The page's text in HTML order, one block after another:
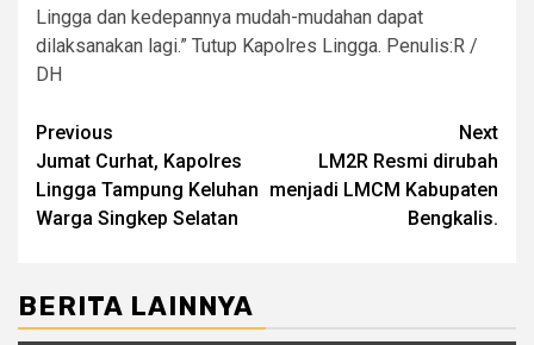
Lingga dan kedepannya mudah-mudahan dapat
dilaksanakan lagi.” Tutup Kapolres Lingga. Penulis:R /
DH
Post
navigation
Previous
Jumat Curhat, Kapolres
Lingga Tampung Keluhan
Warga Singkep Selatan
Next
LM2R Resmi dirubah
menjadi LMCM Kabupaten
Bengkalis.
BERITA LAINNYA